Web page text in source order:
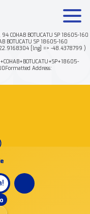
COHAB BOTUCATU SP 18605-160
BOTUCATU SP 18605-160
-22.9168304 [lng] => -48.4378799 )
Address:
Rende +